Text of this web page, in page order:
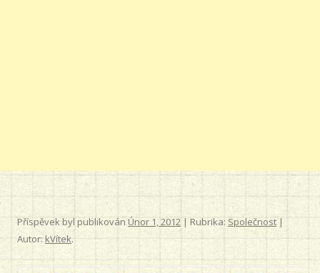
Příspěvek byl publikovánÚnor 1, 2012 | Rubrika: Společnost|
Autor:kVítek.